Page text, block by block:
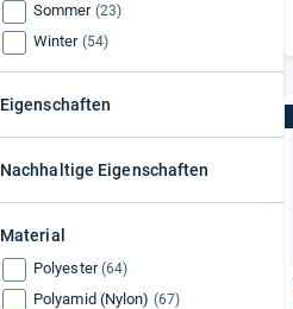
Sommer (23)
Winter (54)
Eigenschaften
Nachhaltige Eigenschaften
Material
Polyester (64)
Polyamid (Nylon) (67)